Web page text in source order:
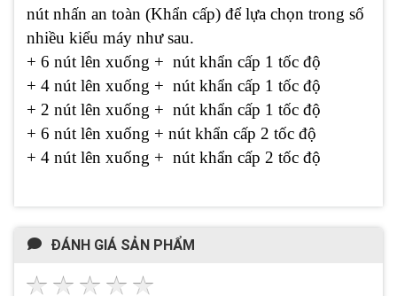
nút nhấn an toàn (Khẩn cấp) để lựa chọn trong số
nhiều kiểu máy như sau.
+ 6 nút lên xuống + nút khẩn cấp 1 tốc độ
+ 4 nút lên xuống + nút khẩn cấp 1 tốc độ
+ 2 nút lên xuống + nút khẩn cấp 1 tốc độ
+ 6 nút lên xuống + nút khẩn cấp 2 tốc độ
+ 4 nút lên xuống + nút khẩn cấp 2 tốc độ
ĐÁNH GIÁ SẢN PHẨM